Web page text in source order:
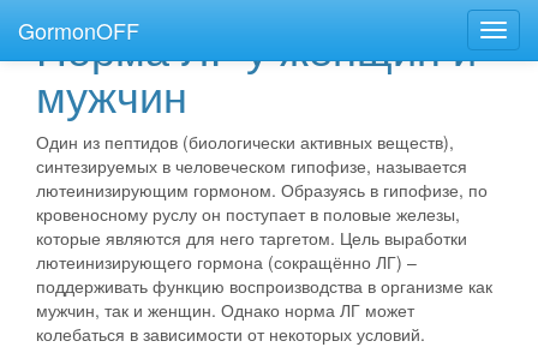
GormonOFF
Норма ЛГ у женщин и
мужчин
Один из пептидов (биологически активных веществ),
синтезируемых в человеческом гипофизе, называется
лютеинизирующим гормоном. Образуясь в гипофизе, по
кровеносному руслу он поступает в половые железы,
которые являются для него таргетом. Цель выработки
лютеинизирующего гормона (сокращённо ЛГ) –
поддерживать функцию воспроизводства в организме как
мужчин, так и женщин. Однако норма ЛГ может
колебаться в зависимости от некоторых условий.